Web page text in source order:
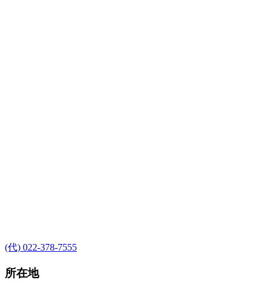
(代) 022-378-7555
所在地